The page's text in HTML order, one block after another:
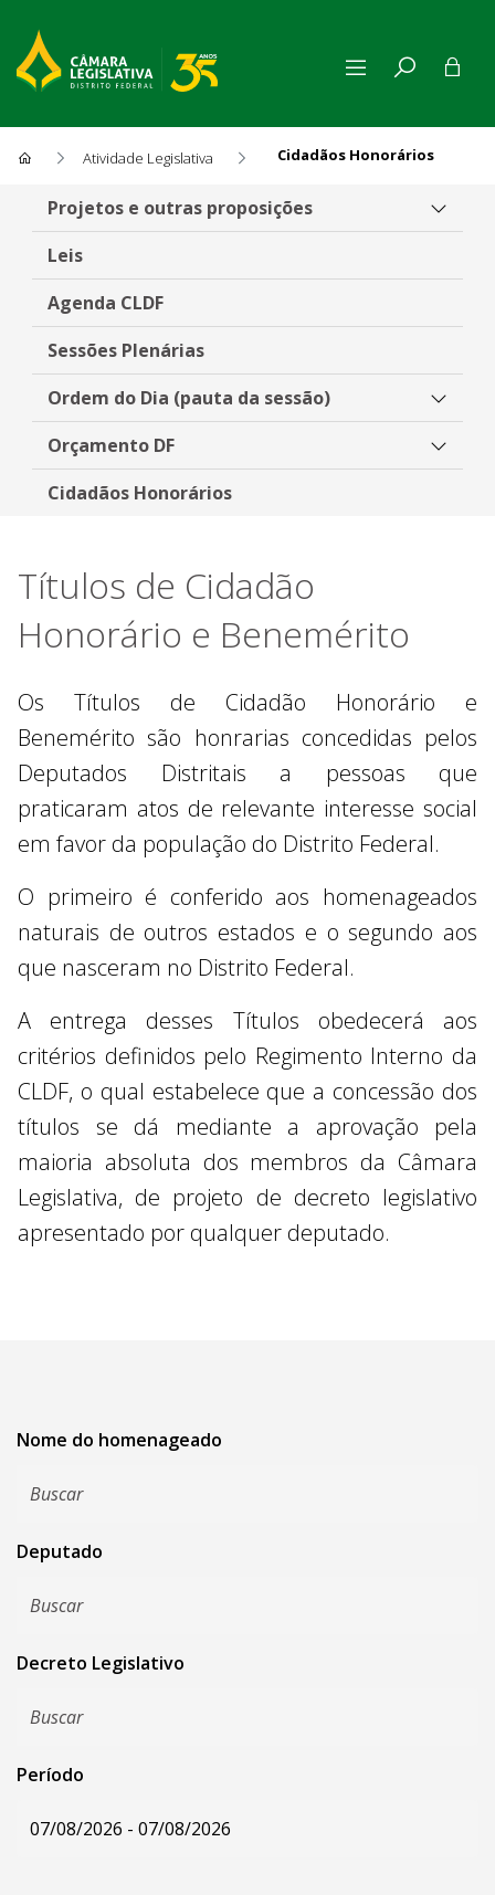
Atividade Legislativa Cidadãos Honorários
Cidadãos Honorários
Projetos e outras proposições
Leis
Agenda CLDF
Sessões Plenárias
Ordem do Dia (pauta da sessão)
Orçamento DF
Cidadãos Honorários
Títulos de Cidadão
Honorário e Benemérito
Os Títulos de Cidadão Honorário e
Benemérito são honrarias concedidas pelos
Deputados Distritais a pessoas que
praticaram atos de relevante interesse social
em favor da população do Distrito Federal.
O primeiro é conferido aos homenageados
naturais de outros estados e o segundo aos
que nasceram no Distrito Federal.
A entrega desses Títulos obedecerá aos
critérios definidos pelo Regimento Interno da
CLDF, o qual estabelece que a concessão dos
títulos se dá mediante a aprovação pela
maioria absoluta dos membros da Câmara
Legislativa, de projeto de decreto legislativo
apresentado por qualquer deputado.
Nome do homenageado
Deputado
Decreto Legislativo
Período